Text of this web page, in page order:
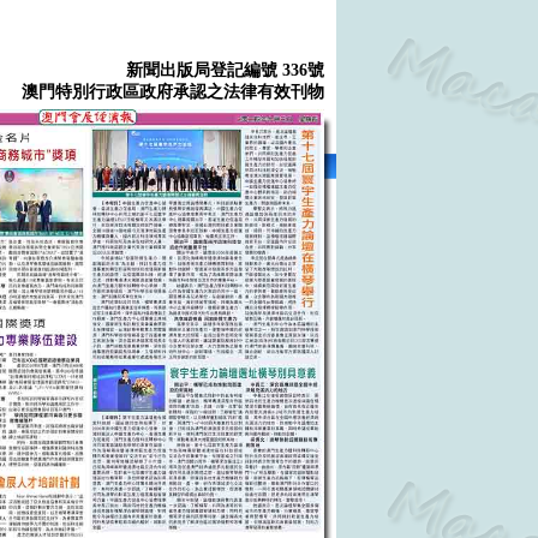
新聞出版局登記編號 336號
澳門特別行政區政府承認之法律有效刊物